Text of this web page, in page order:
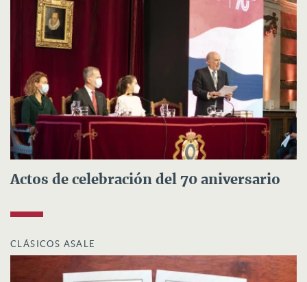
Actos de celebración del 70 aniversario
CLÁSICOS ASALE